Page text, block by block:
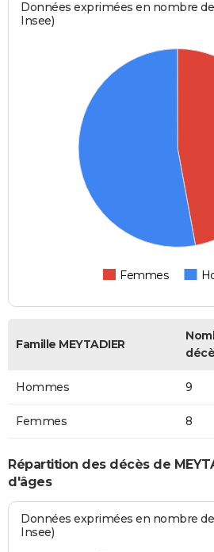
Données exprimées en nombre de
Insee)
Femmes
Famille MEYTADIER
Hommes 9
Femmes 8
Répartition des décès de
d'âges
Données exprimées en nombre de
Insee)